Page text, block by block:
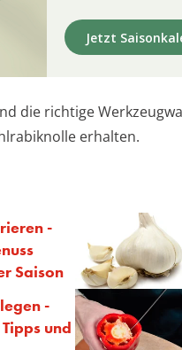
Jetzt
die richtige
erhalten.
-
Saison
-
und